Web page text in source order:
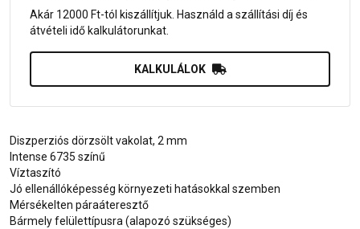
Akár 12000 Ft-tól kiszállítjuk. Használd a szállítási díj és
átvételi idő kalkulátorunkat.
KALKULÁLOK
Diszperziós dörzsölt vakolat, 2 mm
Intense 6735 színű
Víztaszító
Jó ellenállóképesség környezeti hatásokkal szemben
Mérsékelten páraáteresztő
Bármely felülettípusra (alapozó szükséges)